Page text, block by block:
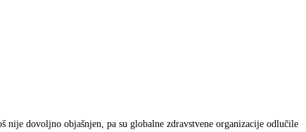
dovoljno objašnjen, pa su globalne zdravstvene organizacije odlučile